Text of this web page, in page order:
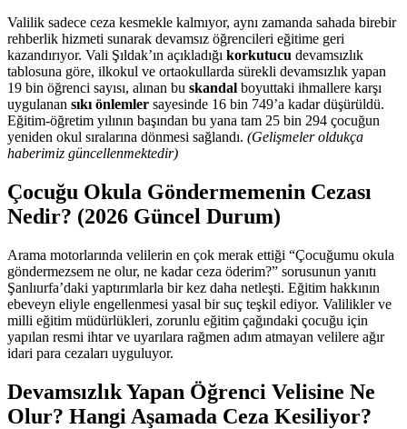
Valilik sadece ceza kesmekle kalmıyor, aynı zamanda sahada birebir
rehberlik hizmeti sunarak devamsız öğrencileri eğitime geri
kazandırıyor. Vali Şıldak’ın açıkladığı korkutucu devamsızlık
tablosuna göre, ilkokul ve ortaokullarda sürekli devamsızlık yapan
19 bin öğrenci sayısı, alınan bu skandal boyuttaki ihmallere karşı
uygulanan sıkı önlemler sayesinde 16 bin 749’a kadar düşürüldü.
Eğitim-öğretim yılının başından bu yana tam 25 bin 294 çocuğun
yeniden okul sıralarına dönmesi sağlandı. (Gelişmeler oldukça
haberimiz güncellenmektedir)
Çocuğu Okula Göndermemenin Cezası
Nedir? (2026 Güncel Durum)
Arama motorlarında velilerin en çok merak ettiği “Çocuğumu okula
göndermezsem ne olur, ne kadar ceza öderim?” sorusunun yanıtı
Şanlıurfa’daki yaptırımlarla bir kez daha netleşti. Eğitim hakkının
ebeveyn eliyle engellenmesi yasal bir suç teşkil ediyor. Valilikler ve
milli eğitim müdürlükleri, zorunlu eğitim çağındaki çocuğu için
yapılan resmi ihtar ve uyarılara rağmen adım atmayan velilere ağır
idari para cezaları uyguluyor.
Devamsızlık Yapan Öğrenci Velisine Ne
Olur? Hangi Aşamada Ceza Kesiliyor?